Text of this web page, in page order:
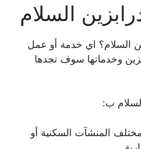
السلام
السلام؟ اي خدمة أو عمل
وخدماتها سوف تجدها
ب:
المنشآت السكنية أو